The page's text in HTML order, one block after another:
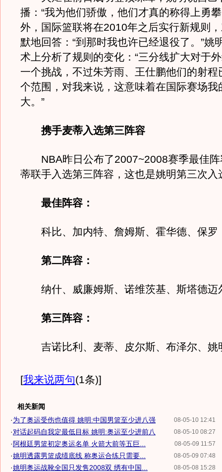
播：“我为他们骄傲，他们才真的称得上勇
外，国际篮联将在2010年之后实行新规则
默地回答：“到那时我也许已经退役了。”姚
术上分析了规则的变化：“三分线扩大对于
一个挑战，不过朱芳雨、王仕鹏他们的射程
个范围，对我来说，这意味着在国际赛场我
大。”
携手麦蒂入选第三阵容
NBA昨日公布了2007~2008赛季最佳阵
蒂联手入选第三阵容，这也是姚明第三次入
最佳阵容：
科比、加内特、詹姆斯、霍华德、保罗
第二阵容：
纳什、威廉姆斯、诺维茨基、斯塔德迈
第三阵容：
吉诺比利、麦蒂、皮尔斯、布泽尔、姚
[我来说两句(1条)]
相关新闻
08-05-10 12:41
·为了奥运受伤也值得 姚明:中国男篮至少进八强
08-05-10 08:27
·对话起码自我定最低目标 姚明:奥运至少进前八
08-05-09 11:57
· 阿根廷男篮初定奥运名单 火箭大前等五巨...
08-05-09 07:48
·姚明透露男篮成绩底线 称奥运合练只需要...
08-05-08 15:28
·姚明奥运战靴全国只发售2008双 绣有中国...